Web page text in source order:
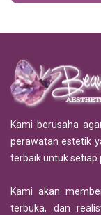
Kami berusaha
perawatan estetik
terbaik untuk setiap
Kami akan
terbuka, dan